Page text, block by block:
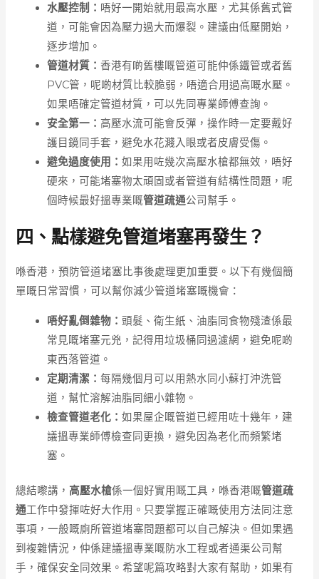
水壓控制： 唔好一開始就用最高水壓，尤其係舊式管
道，可能會因為壓力過大而爆裂。建議由低壓開始，
逐步增加。
管道材質：香港有啲舊樓嘅管道可能仲係鐵管或者舊
PVC管，呢啲材質比較脆弱，唔適合用過高嘅水壓。
如果唔確定管道材質，可以先同專業師傅查詢。
安全第一： 高壓水流可能會反彈，操作時一定要戴好
護目鏡同手套，避免水花濺入眼或者皮膚受傷。
避免過度使用：如果用咗幾次高壓水槍都無效，唔好
硬來，可能堵塞物太頑固或者管道有結構性問題，呢
個時候最好搵專業嘅管道疏通公司幫手。
四、點樣避免管道堵塞再發生？
喺香港，預防管道堵塞比事後處理更加重要。以下有幾個簡
單嘅日常習慣，可以幫你減少管道堵塞嘅機會：
唔好亂倒雜物：頭髮、衛生紙、油脂同食物殘渣係最
常見嘅堵塞元兇，記得用垃圾桶同過濾網，避免呢啲
東西落管道。
定期清潔：每隔幾個月可以用熱水同小蘇打沖洗管
道，幫忙溶解油脂同細小雜物。
檢查管道老化：如果屋企嘅管道已經用咗十幾年，建
議搵專業師傅檢查同更換，避免因為老化而頻繁堵
塞。
總結嚟講， 高壓水槍係一個好實用嘅工具，喺香港嘅管道疏
通工作中發揮咗好大作用。只要掌握正確嘅使用方法同注意
事項，一般嘅廁所管道堵塞問題都可以自己解決。但如果遇
到複雜情況，仲係建議搵專業嘅防水工程或者通渠公司幫
手，確保安全同效果。希望呢篇攻略對大家有幫助，如果有